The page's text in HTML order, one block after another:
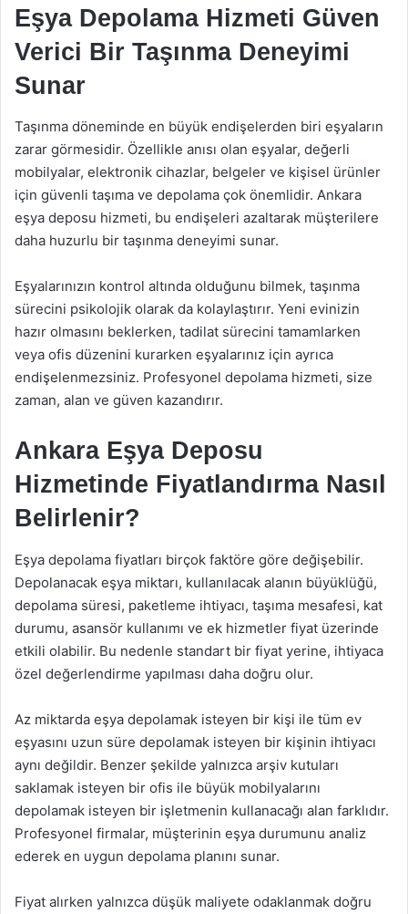
Eşya Depolama Hizmeti Güven
Verici Bir Taşınma Deneyimi
Sunar
Taşınma döneminde en büyük endişelerden biri eşyaların
zarar görmesidir. Özellikle anısı olan eşyalar, değerli
mobilyalar, elektronik cihazlar, belgeler ve kişisel ürünler
için güvenli taşıma ve depolama çok önemlidir. Ankara
eşya deposu hizmeti, bu endişeleri azaltarak müşterilere
daha huzurlu bir taşınma deneyimi sunar.
Eşyalarınızın kontrol altında olduğunu bilmek, taşınma
sürecini psikolojik olarak da kolaylaştırır. Yeni evinizin
hazır olmasını beklerken, tadilat sürecini tamamlarken
veya ofis düzenini kurarken eşyalarınız için ayrıca
endişelenmezsiniz. Profesyonel depolama hizmeti, size
zaman, alan ve güven kazandırır.
Ankara Eşya Deposu
Hizmetinde Fiyatlandırma Nasıl
Belirlenir?
Eşya depolama fiyatları birçok faktöre göre değişebilir.
Depolanacak eşya miktarı, kullanılacak alanın büyüklüğü,
depolama süresi, paketleme ihtiyacı, taşıma mesafesi, kat
durumu, asansör kullanımı ve ek hizmetler fiyat üzerinde
etkili olabilir. Bu nedenle standart bir fiyat yerine, ihtiyaca
özel değerlendirme yapılması daha doğru olur.
Az miktarda eşya depolamak isteyen bir kişi ile tüm ev
eşyasını uzun süre depolamak isteyen bir kişinin ihtiyacı
aynı değildir. Benzer şekilde yalnızca arşiv kutuları
saklamak isteyen bir ofis ile büyük mobilyalarını
depolamak isteyen bir işletmenin kullanacağı alan farklıdır.
Profesyonel firmalar, müşterinin eşya durumunu analiz
ederek en uygun depolama planını sunar.
Fiyat alırken yalnızca düşük maliyete odaklanmak doğru